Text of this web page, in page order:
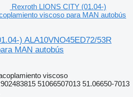
Rexroth LIONS CITY (01.04-)
viscoso para MAN autobús
) ALA10VNO45ED72/53R
MAN autobús
viscoso
51066507013 51.06650-7013